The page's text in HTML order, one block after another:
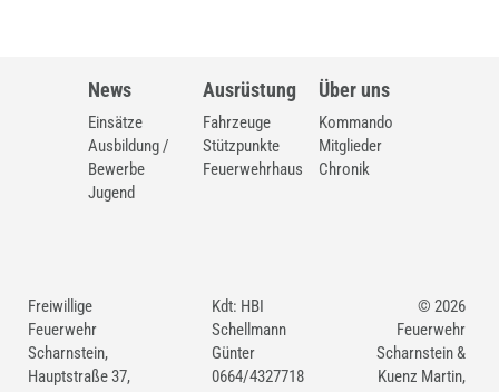
News
Einsätze
Ausbildung /
Bewerbe
Jugend
Ausrüstung
Fahrzeuge
Stützpunkte
Feuerwehrhaus
Über uns
Kommando
Mitglieder
Chronik
Freiwillige
Feuerwehr
Scharnstein,
Hauptstraße 37,
Kdt: HBI
Schellmann
Günter
0664/4327718
© 2026
Feuerwehr
Scharnstein &
Kuenz Martin,